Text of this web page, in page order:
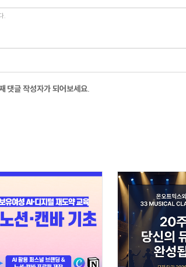
댓글 작성자가 되어보세요.